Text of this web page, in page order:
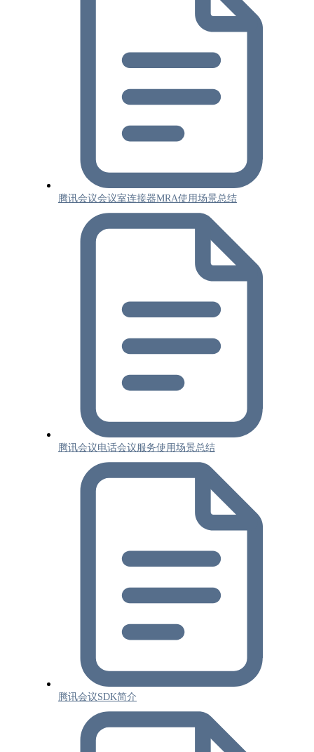
腾讯会议会议室连接器MRA使用场景总结
腾讯会议电话会议服务使用场景总结
腾讯会议SDK简介